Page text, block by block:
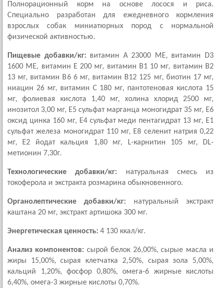
Полнорационный корм на основе лосося и риса.
Специально разработан для ежедневного кормления
взрослых собак миниатюрных пород с нормальной
физической активностью.
Пищевые добавки/кг:витамин А 23000 МЕ, витамин D3
1600 МЕ, витамин Е 200 мг, витамин В1 10 мг, витамин В2
13 мг, витамин В6 6 мг, витамин В12 125 мг, биотин 17 мг,
ниацин 26 мг, витамин С 180 мг, пантотеновая кислота 15
мг, фолиевая кислота 1,40 мг, холина хлорид 2500 мг,
инозитол 3,00 мг, Е5 сульфат марганца моногидрат 35 мг, Е6
оксид цинка 160 мг, Е4 сульфат меди пентагидрат 13 мг, Е1
сульфат железа моногидрат 110 мг, Е8 селенит натрия 0,22
мг, Е2 йодат кальция 1,80 мг, L-карнитин 105 мг, DL-
метионин 7,30г.
Технологические добавки/кг: натуральная смесь из
токоферола и экстракта розмарина обыкновенного.
Органолептические добавки/кг: натуральный экстракт
каштана 20 мг, экстракт артишока 300 мг.
Энергетическая ценность: 4 130 ккал/кг.
Анализ компонентов: сырой белок 26,00%, сырые масла и
жиры 15,00%, сырая клетчатка 2,50%, сырая зола 5,00%,
кальций 1,20%, фосфор 0,80%, омега-6 жирные кислоты
6,40%, омега-3 жирные кислоты 0,70%.